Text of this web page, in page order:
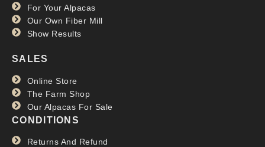
For Your Alpacas
Our Own Fiber Mill
Show Results
SALES
Online Store
The Farm Shop
Our Alpacas For Sale
CONDITIONS
Returns And Refund